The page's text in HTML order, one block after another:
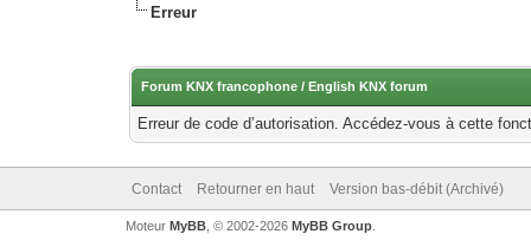
Erreur
Forum KNX francophone / English KNX forum
Erreur de code d’autorisation. Accédez-vous à cette
Contact Retourner en haut Version bas-débit (Archivé)
Moteur MyBB, © 2002-2026 MyBB Group.